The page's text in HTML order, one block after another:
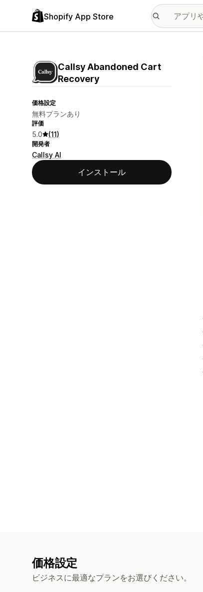
Shopify App Store
Callsy Abandoned Cart
Recovery
価格設定
無料プランあり
評価
5.0 (11)
開発者
Callsy AI
インストール
価格設定
ビジネスに最適なプランをお選びください。